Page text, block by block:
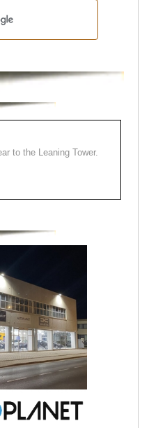
to the Leaning Tower.